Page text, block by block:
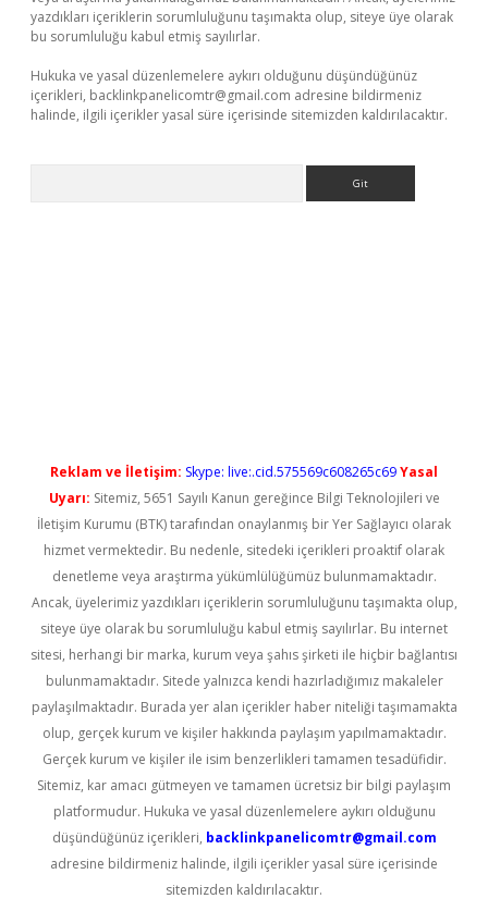
yazdıkları içeriklerin sorumluluğunu taşımakta olup, siteye üye olarak
bu sorumluluğu kabul etmiş sayılırlar.
Hukuka ve yasal düzenlemelere aykırı olduğunu düşündüğünüz
içerikleri, backlinkpanelicomtr@gmail.com adresine bildirmeniz
halinde, ilgili içerikler yasal süre içerisinde sitemizden kaldırılacaktır.
Reklam ve İletişim: Skype: live:.cid.575569c608265c69Yasal
Uyarı: Sitemiz, 5651 Sayılı Kanun gereğince Bilgi Teknolojileri ve
İletişim Kurumu (BTK) tarafından onaylanmış bir Yer Sağlayıcı olarak
hizmet vermektedir. Bu nedenle, sitedeki içerikleri proaktif olarak
denetleme veya araştırma yükümlülüğümüz bulunmamaktadır.
Ancak, üyelerimiz yazdıkları içeriklerin sorumluluğunu taşımakta olup,
siteye üye olarak bu sorumluluğu kabul etmiş sayılırlar. Bu internet
sitesi, herhangi bir marka, kurum veya şahıs şirketi ile hiçbir bağlantısı
bulunmamaktadır. Sitede yalnızca kendi hazırladığımız makaleler
paylaşılmaktadır. Burada yer alan içerikler haber niteliği taşımamakta
olup, gerçek kurum ve kişiler hakkında paylaşım yapılmamaktadır.
Gerçek kurum ve kişiler ile isim benzerlikleri tamamen tesadüfidir.
Sitemiz, kar amacı gütmeyen ve tamamen ücretsiz bir bilgi paylaşım
platformudur. Hukuka ve yasal düzenlemelere aykırı olduğunu
düşündüğünüz içerikleri, backlinkpanelicomtr@gmail.com
adresine bildirmeniz halinde, ilgili içerikler yasal süre içerisinde
sitemizden kaldırılacaktır.